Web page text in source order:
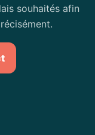
souhaités afin